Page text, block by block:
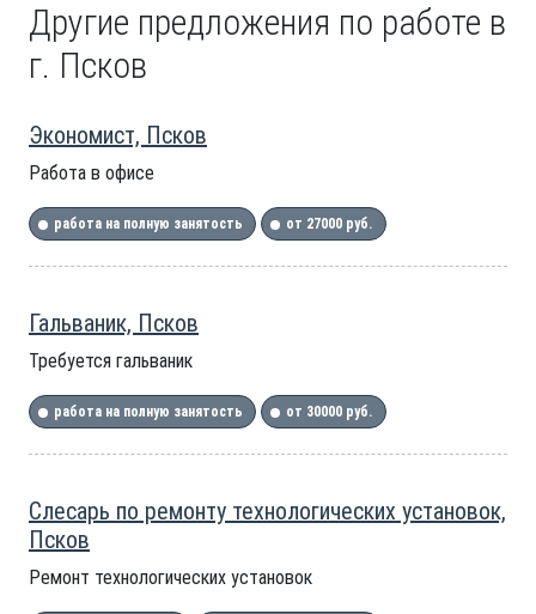
Другие предложения по работе в
г. Псков
Экономист, Псков
Работа в офисе
работа на полную занятость от 27000 руб.
Гальваник, Псков
Требуется гальваник
работа на полную занятость от 30000 руб.
Слесарь по ремонту технологических установок,
Псков
Ремонт технологических установок